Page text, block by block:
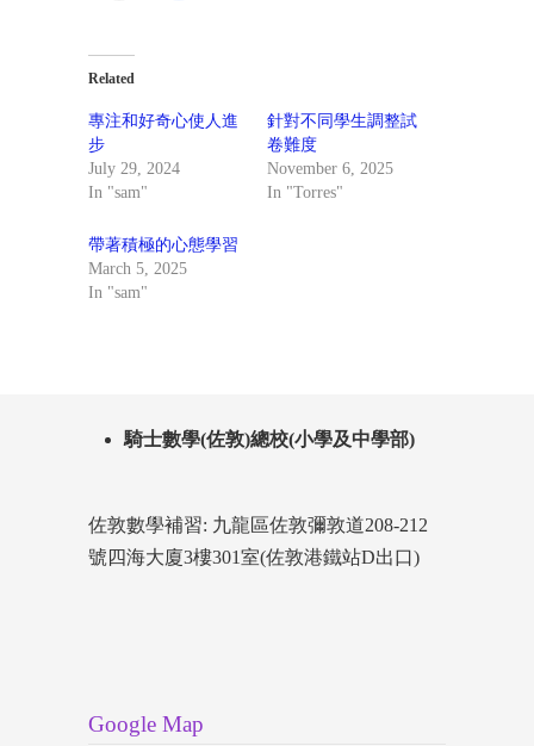
Related
專注和好奇心使人進
步
July 29, 2024
In "sam"
針對不同學生調整試
卷難度
November 6, 2025
In "Torres"
帶著積極的心態學習
March 5, 2025
In "sam"
騎士數學(佐敦)總校(小學及中學部)
佐敦數學補習: 九龍區佐敦彌敦道208-212
號四海大廈3樓301室(佐敦港鐵站D出口)
Google Map